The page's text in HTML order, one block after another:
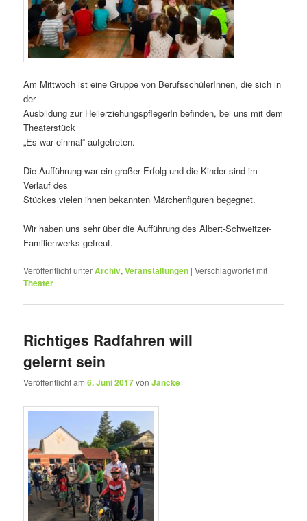
Am Mittwoch ist eine Gruppe von BerufsschülerInnen, die sich in
der
Ausbildung zur HeilerziehungspflegerIn befinden, bei uns mit dem
Theaterstück
„Es war einmal“ aufgetreten.
Die Aufführung war ein großer Erfolg und die Kinder sind im
Verlauf des
Stückes vielen ihnen bekannten Märchenfiguren begegnet.
Wir haben uns sehr über die Aufführung des Albert-Schweitzer-
Familienwerks gefreut.
Veröffentlicht unterArchiv,Veranstaltungen |Verschlagwortet mit
Theater
Richtiges Radfahren will
gelernt sein
Veröffentlicht am6. Juni 2017vonJancke